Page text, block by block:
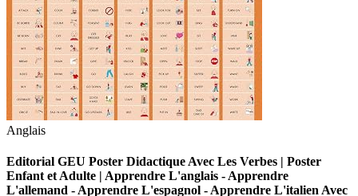
Anglais
Editorial GEU Poster Didactique Avec Les Verbes | Poster
Enfant et Adulte | Apprendre L'anglais - Apprendre
L'allemand - Apprendre L'espagnol - Apprendre L'italien Avec